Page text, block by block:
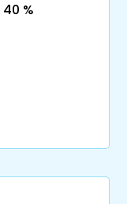
40 %